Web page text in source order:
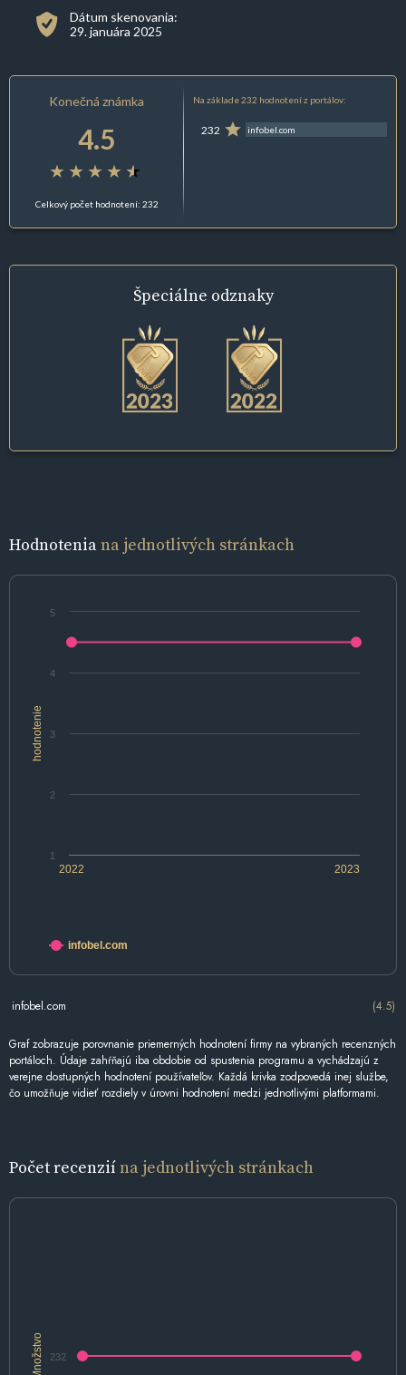
Dátum skenovania:
29. januára 2025
Konečná známka
4.5
Celkový počet hodnotení: 232
Na základe 232 hodnotení z portálov:
232 infobel.com
Špeciálne odznaky
Hodnoteniana jednotlivých stránkach
hodnotenie
2022 2023
1
2
3
4
5
infobel.com
infobel.com (4.5)
Graf zobrazuje porovnanie priemerných hodnotení firmy na vybraných recenzných
portáloch. Údaje zahŕňajú iba obdobie od spustenia programu a vychádzajú z
verejne dostupných hodnotení používateľov. Každá krivka zodpovedá inej službe,
čo umožňuje vidieť rozdiely v úrovni hodnotení medzi jednotlivými platformami.
Počet recenziína jednotlivých stránkach
Množstvo 232